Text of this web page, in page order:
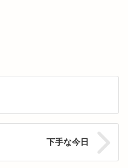
下手な今日